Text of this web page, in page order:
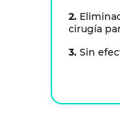
2.
cirugía
3. Sin